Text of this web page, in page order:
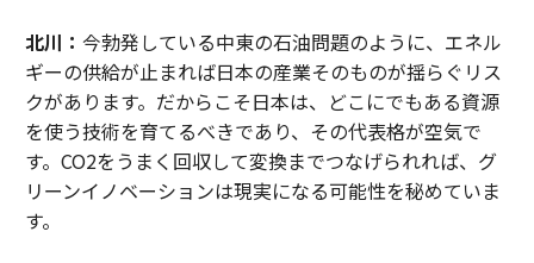
北川： 今勃発している中東の石油問題のように、エネル
ギーの供給が止まれば日本の産業そのものが揺らぐリス
クがあります。だからこそ日本は、どこにでもある資源
を使う技術を育てるべきであり、その代表格が空気で
す。CO2をうまく回収して変換までつなげられれば、グ
リーンイノベーションは現実になる可能性を秘めていま
す。